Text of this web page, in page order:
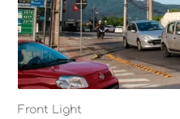
Front Light